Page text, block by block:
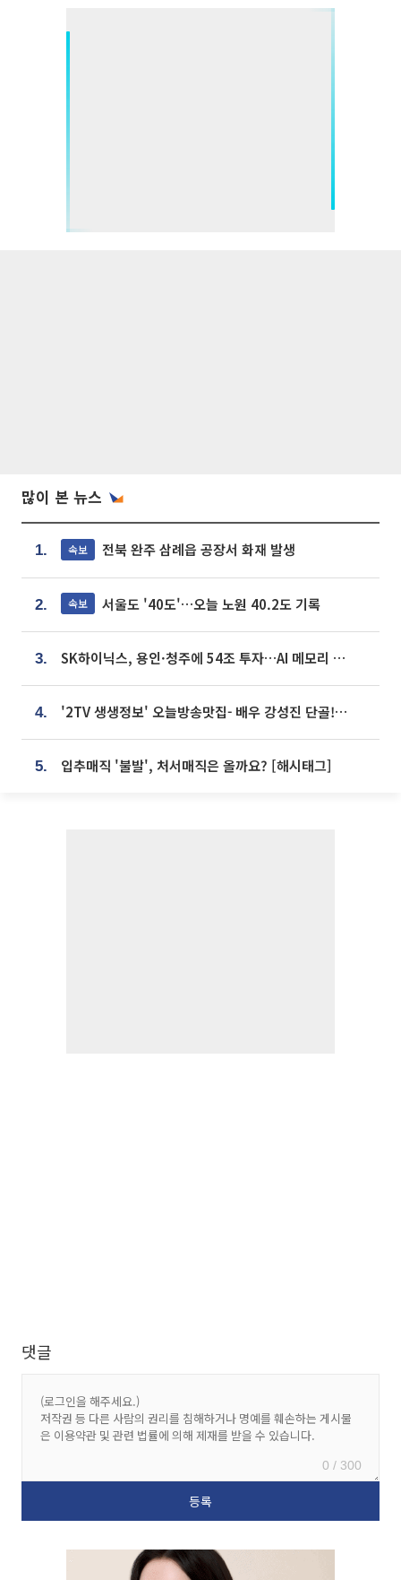
많이 본 뉴스
1. 속보 전북 완주 삼례읍 공장서 화재 발생
2. 속보 서울도 '40도'…오늘 노원 40.2도 기록
3. SK하이닉스, 용인·청주에 54조 투자…AI 메모리 생산기지 키운다
4. '2TV 생생정보' 오늘방송맛집- 배우 강성진 단골! 쌀국수ㆍ푸팟퐁 커리 맛집 '블○○○'
5. 입추매직 '불발', 처서매직은 올까요? [해시태그]
댓글
0 / 300